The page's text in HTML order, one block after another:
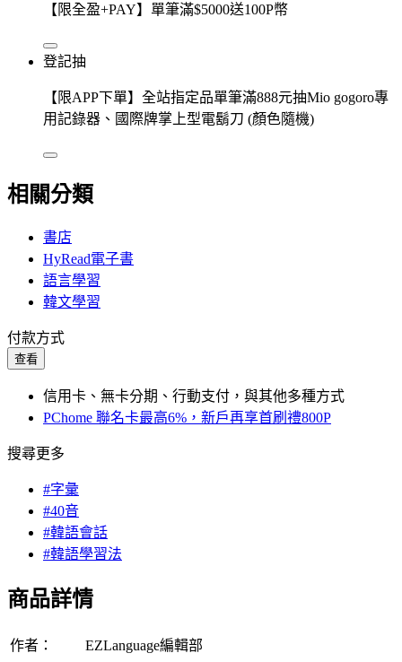
【限全盈+PAY】單筆滿$5000送100P幣
登記抽
【限APP下單】全站指定品單筆滿888元抽Mio gogoro專
用記錄器、國際牌掌上型電鬍刀 (顏色隨機)
相關分類
書店
HyRead電子書
語言學習
韓文學習
付款方式
查看
信用卡、無卡分期、行動支付，與其他多種方式
PChome 聯名卡最高6%，新戶再享首刷禮800P
搜尋更多
#字彙
#40音
#韓語會話
#韓語學習法
商品詳情
作者：
EZLanguage編輯部